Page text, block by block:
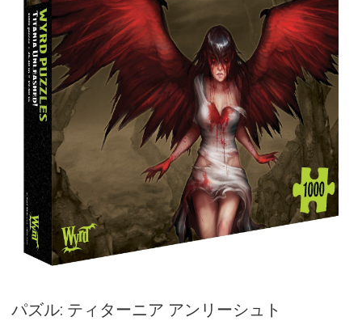
パズル: ティターニア アンリーシュト